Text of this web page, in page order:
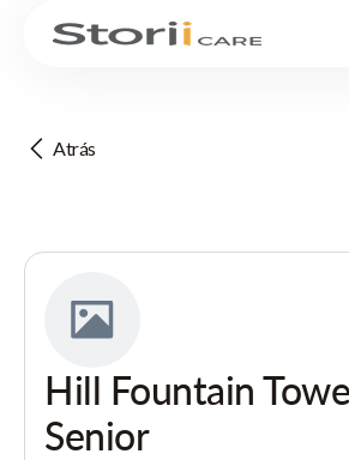
Atrás
Hill Fountain
Senior